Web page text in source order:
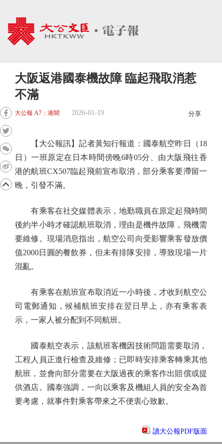
大阪返港國泰機故障 臨起飛取消惹
不滿
大公報 A7：港聞 2026-01-19 分享
【大公報訊】記者黃知行報道：國泰航空昨日（18
日）一班原定在日本時間傍晚6時05分、由大阪飛往香
港的航班CX507臨起飛前宣布取消，部分乘客要滯留一
晚，引發不滿。
有乘客在社交媒體表示，地勤職員在原定起飛時間
後約半小時才確認航班取消，理由是機件故障，飛機需
要維修。現場消息指出，航空公司向受影響乘客發放價
值2000日圓的餐飲券，但未有排隊安排，導致現場一片
混亂。
有乘客在航班宣布取消近一小時後，才收到航空公
司電郵通知，候補航班安排在翌日早上，亦有乘客表
示，一家人被分配到不同航班。
國泰航空表示，該航班客機因技術問題需要取消，
工程人員正進行檢查及維修；已即時安排乘客轉乘其他
航班，並會向部分需要在大阪過夜的乘客作出賠償或提
供酒店。國泰強調，一向以乘客及機組人員的安全為首
要考慮，就事件對乘客帶來之不便衷心致歉。
讀大公報PDF版面